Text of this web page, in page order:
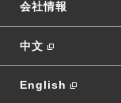
会社情報
中文
English